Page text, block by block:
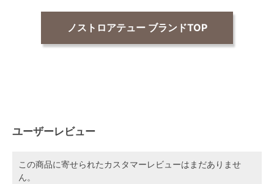
ノストロアテュー ブランドTOP
ユーザーレビュー
この商品に寄せられたカスタマーレビューはまだありませ
ん。